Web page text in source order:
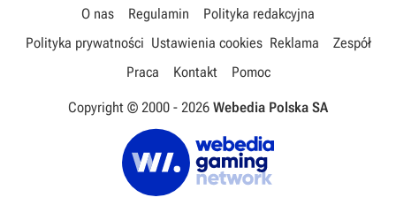
O nas Regulamin
Polityka redakcyjna
Polityka prywatności Ustawienia cookies Reklama
Zespół
Praca
Kontakt Pomoc
Copyright © 2000 - 2026 Webedia Polska SA